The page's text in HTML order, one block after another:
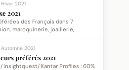
Hiver 2021
2021
des Français dans 7
maroquinerie, joaillerie,
Automne 2021
préférés 2021
Insightquest/Kantar Profiles : 60%